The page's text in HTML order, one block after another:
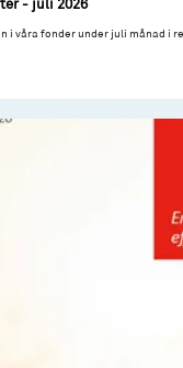
- juli 2026
i våra fonder under juli månad i